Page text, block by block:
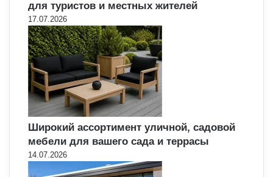
для туристов и местных жителей
17.07.2026
Широкий ассортимент уличной, садовой
мебели для вашего сада и террасы
14.07.2026